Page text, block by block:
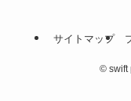
サイトマップ
© swift